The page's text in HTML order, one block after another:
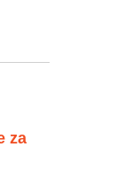
za